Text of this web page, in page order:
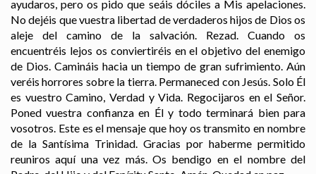
ayudaros, pero os pido que seáis dóciles a Mis apelaciones.
No dejéis que vuestra libertad de verdaderos hijos de Dios os
aleje del camino de la salvación. Rezad. Cuando os
encuentréis lejos os conviertiréis en el objetivo del enemigo
de Dios. Camináis hacia un tiempo de gran sufrimiento. Aún
veréis horrores sobre la tierra. Permaneced con Jesús. Solo Él
es vuestro Camino, Verdad y Vida. Regocijaros en el Señor.
Poned vuestra confianza en Él y todo terminará bien para
vosotros. Este es el mensaje que hoy os transmito en nombre
de la Santísima Trinidad. Gracias por haberme permitido
reuniros aquí una vez más. Os bendigo en el nombre del